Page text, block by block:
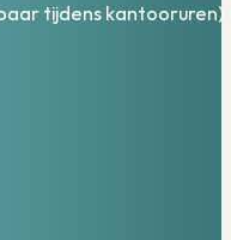
tijdens kantooruren)